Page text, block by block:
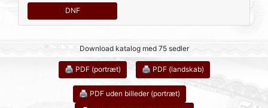
DNF
Download katalog med 75 sedler
🖨 PDF (portræt) 🖨 PDF (landskab)
🖨 PDF uden billeder (portræt)